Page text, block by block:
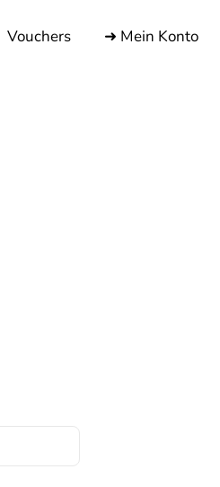
Vouchers ➜ Mein Konto